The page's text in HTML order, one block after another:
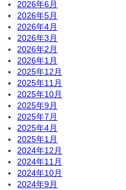
2026年6月
2026年5月
2026年4月
2026年3月
2026年2月
2026年1月
2025年12月
2025年11月
2025年10月
2025年9月
2025年7月
2025年4月
2025年1月
2024年12月
2024年11月
2024年10月
2024年9月